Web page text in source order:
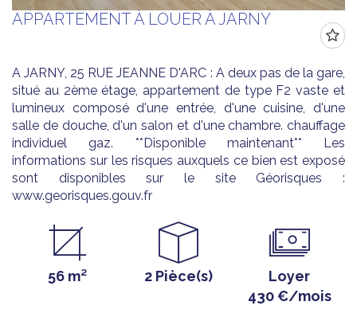
APPARTEMENT À LOUER À JARNY
A JARNY, 25 RUE JEANNE D'ARC : A deux pas de la gare,
situé au 2ème étage, appartement de type F2 vaste et
lumineux composé d'une entrée, d'une cuisine, d'une
salle de douche, d'un salon et d'une chambre. chauffage
individuel gaz. **Disponible maintenant** Les
informations sur les risques auxquels ce bien est exposé
sont disponibles sur le site Géorisques :
www.georisques.gouv.fr
56 m² 2 Pièce(s)
Loyer
430 €/mois